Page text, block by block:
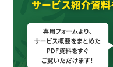
事例9：採用
事例10：ス
事例11：研修
事例12：マ